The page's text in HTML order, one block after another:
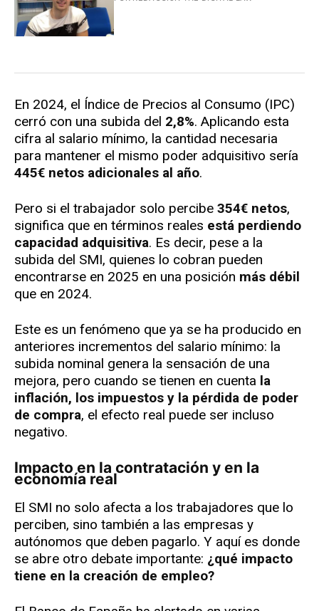
En 2024, el Índice de Precios al Consumo (IPC)
cerró con una subida del 2,8%. Aplicando esta
cifra al salario mínimo, la cantidad necesaria
para mantener el mismo poder adquisitivo sería
445€ netos adicionales al año.
Pero si el trabajador solo percibe 354€ netos,
significa que en términos reales está perdiendo
capacidad adquisitiva. Es decir, pese a la
subida del SMI, quienes lo cobran pueden
encontrarse en 2025 en una posición más débil
que en 2024.
Este es un fenómeno que ya se ha producido en
anteriores incrementos del salario mínimo: la
subida nominal genera la sensación de una
mejora, pero cuando se tienen en cuenta la
inflación, los impuestos y la pérdida de poder
de compra, el efecto real puede ser incluso
negativo.
Impacto en la contratación y en la
economía real
El SMI no solo afecta a los trabajadores que lo
perciben, sino también a las empresas y
autónomos que deben pagarlo. Y aquí es donde
se abre otro debate importante: ¿qué impacto
tiene en la creación de empleo?